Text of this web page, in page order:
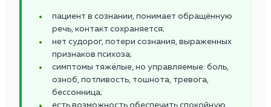
пациент в сознании, понимает обращённую
речь, контакт сохраняется;
нет судорог, потери сознания, выраженных
признаков психоза;
симптомы тяжёлые, но управляемые: боль,
озноб, потливость, тошнота, тревога,
бессонница;
есть возможность обеспечить спокойную